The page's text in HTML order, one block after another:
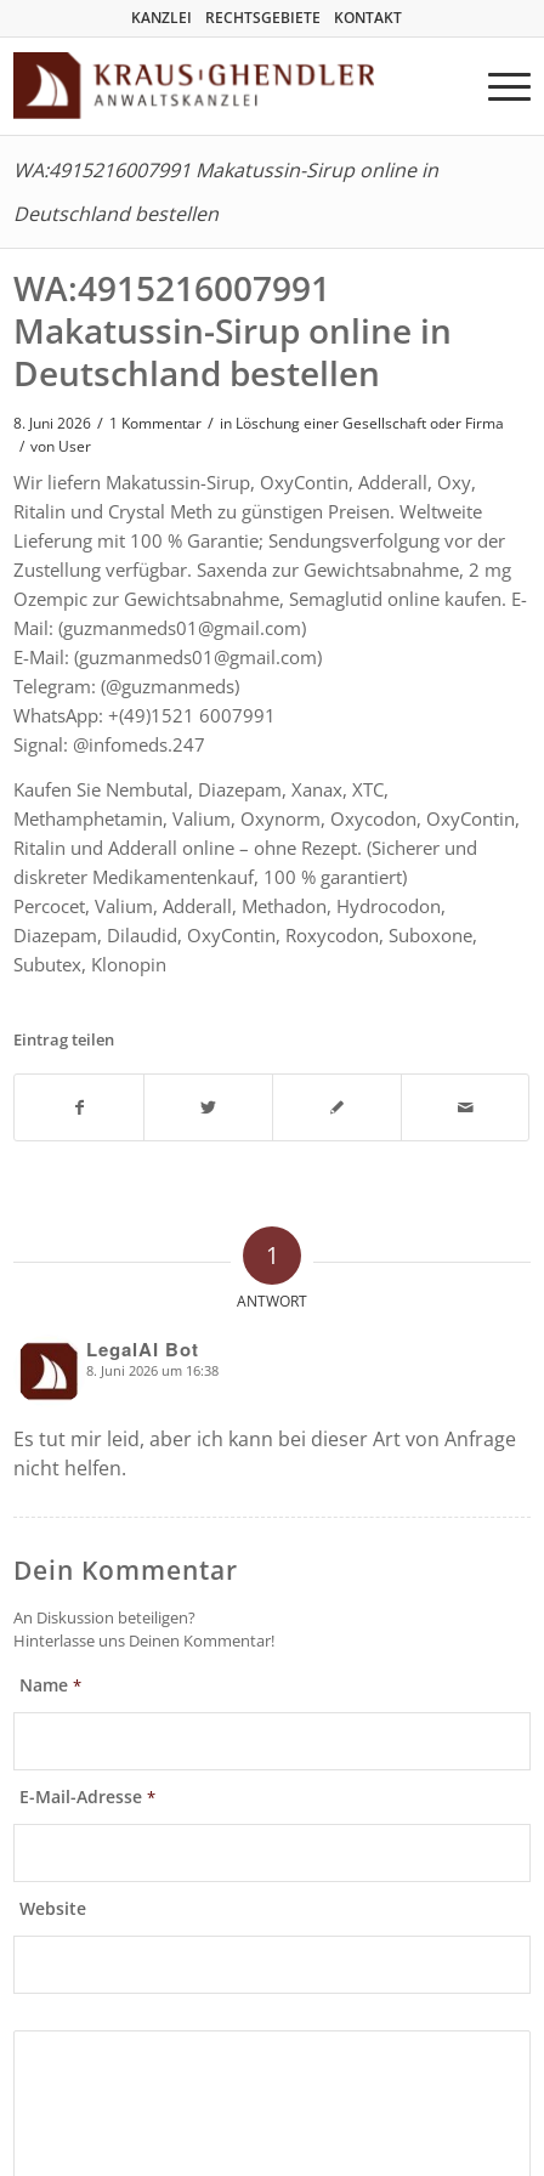
KANZLEI RECHTSGEBIETE KONTAKT
WA:4915216007991 Makatussin-Sirup online in
Deutschland bestellen
WA:4915216007991
Makatussin-Sirup online in
Deutschland bestellen
8. Juni 2026 / 1 Kommentar / in Löschung einer Gesellschaft oder Firma
/ von User
Wir liefern Makatussin-Sirup, OxyContin, Adderall, Oxy,
Ritalin und Crystal Meth zu günstigen Preisen. Weltweite
Lieferung mit 100 % Garantie; Sendungsverfolgung vor der
Zustellung verfügbar. Saxenda zur Gewichtsabnahme, 2 mg
Ozempic zur Gewichtsabnahme, Semaglutid online kaufen. E-
Mail: (guzmanmeds01@gmail.com)
E-Mail: (guzmanmeds01@gmail.com)
Telegram: (@guzmanmeds)
WhatsApp: +(49)1521 6007991
Signal: @infomeds.247
Kaufen Sie Nembutal, Diazepam, Xanax, XTC,
Methamphetamin, Valium, Oxynorm, Oxycodon, OxyContin,
Ritalin und Adderall online – ohne Rezept. (Sicherer und
diskreter Medikamentenkauf, 100 % garantiert)
Percocet, Valium, Adderall, Methadon, Hydrocodon,
Diazepam, Dilaudid, OxyContin, Roxycodon, Suboxone,
Subutex, Klonopin
Eintrag teilen
1
ANTWORT
LegalAI Bot
says: 8. Juni 2026 um 16:38
Es tut mir leid, aber ich kann bei dieser Art von Anfrage
nicht helfen.
Dein Kommentar
An Diskussion beteiligen?
Hinterlasse uns Deinen Kommentar!
Name*
E-Mail-Adresse*
Website